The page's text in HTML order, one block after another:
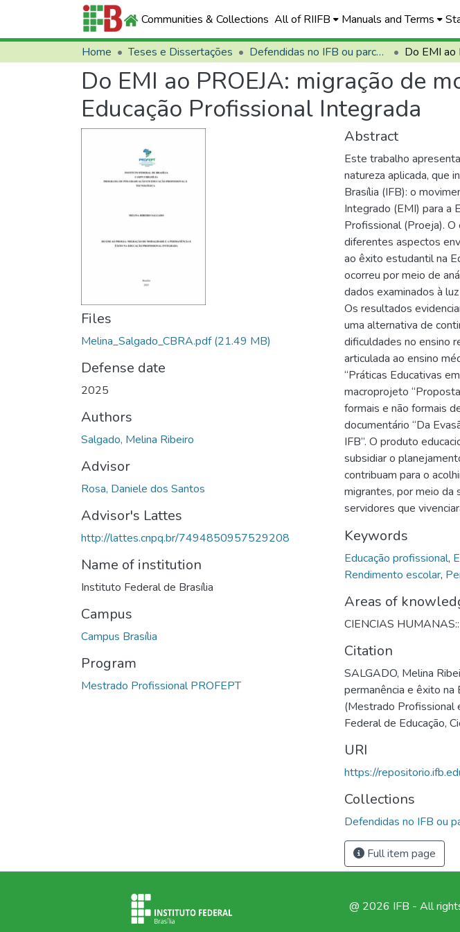
Communities & Collections All of RIIFB Manuals and Terms
Home Teses e Dissertações Defendidas no IFB ou parceiros
Do EMI ao PROEJA: migração de
Educação Profissional Integrada
Files
Melina_Salgado_CBRA.pdf(21.49 MB)
Defense date
2025
Authors
Salgado, Melina Ribeiro
Advisor
Rosa, Daniele dos Santos
Advisor's Lattes
http://lattes.cnpq.br/7494850957529208
Name of institution
Instituto Federal de Brasília
Campus
Campus Brasília
Program
Mestrado Profissional PROFEPT
Abstract
Este trabalho
natureza aplicada, que
Brasília (IFB): o
Integrado (EMI) para a
Profissional (Proeja).
diferentes aspectos
ao êxito estudantil na
ocorreu por meio de
dados examinados à
Os resultados
uma alternativa de
dificuldades no ensino
articulada ao ensino
“Práticas Educativas
macroprojeto
formais e não formais
documentário “Da
IFB”. O produto
subsidiar o
contribuam para o
migrantes, por meio da
servidores que
Keywords
Educação profissional,
Rendimento escolar,
Areas of
CIENCIAS
Citation
SALGADO, Melina
permanência e êxito
(Mestrado Profissional
Federal de Educação,
URI
https://
Collections
Defendidas no IFB ou
Full item page
@ 2026 IFB - All